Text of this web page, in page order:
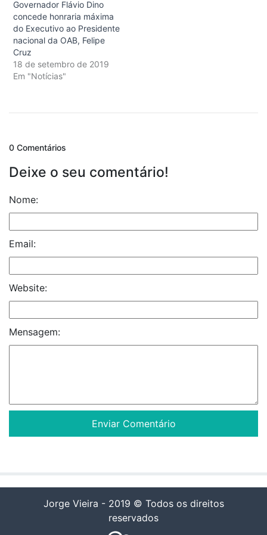
Governador Flávio Dino
concede honraria máxima
do Executivo ao Presidente
nacional da OAB, Felipe
Cruz
18 de setembro de 2019
Em "Notícias"
0 Comentários
Deixe o seu comentário!
Nome:
Email:
Website:
Mensagem:
Jorge Vieira - 2019 © Todos os direitos
reservados